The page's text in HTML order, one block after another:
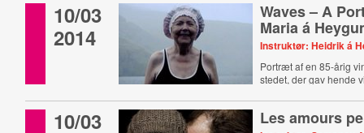
10/03
2014
Waves – A
Maria á
Instruktør: Heidrik á
Portræt af en 85-årig
stedet, der gav hende
10/03
Les amours